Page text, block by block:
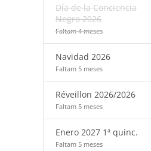
Día de la Conciencia
Negro 2026
Faltam 4 meses
Navidad 2026
Faltam 5 meses
Réveillon 2026/2026
Faltam 5 meses
Enero 2027 1ª quinc.
Faltam 5 meses